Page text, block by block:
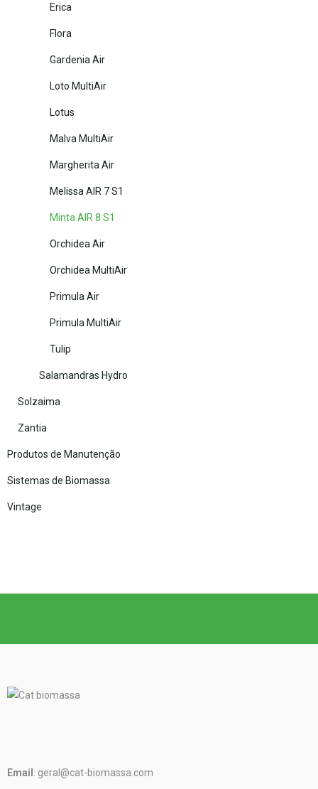
Erica
Flora
Gardenia Air
Loto MultiAir
Lotus
Malva MultiAir
Margherita Air
Melissa AIR 7 S1
Minta AIR 8 S1
Orchidea Air
Orchidea MultiAir
Primula Air
Primula MultiAir
Tulip
Salamandras Hydro
Solzaima
Zantia
Produtos de Manutenção
Sistemas de Biomassa
Vintage
Email : geral@cat-biomassa.com